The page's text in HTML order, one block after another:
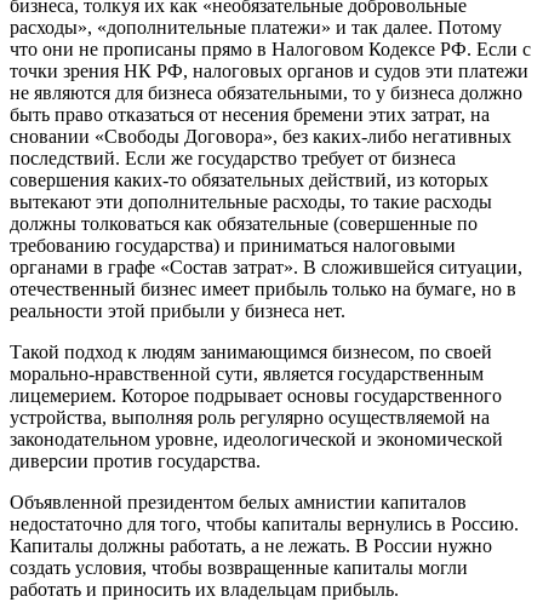
бизнеса, толкуя их как «необязательные добровольные
расходы», «дополнительные платежи» и так далее. Потому
что они не прописаны прямо в Налоговом Кодексе РФ. Если с
точки зрения НК РФ, налоговых органов и судов эти платежи
не являются для бизнеса обязательными, то у бизнеса должно
быть право отказаться от несения бремени этих затрат, на
сновании «Свободы Договора», без каких-либо негативных
последствий. Если же государство требует от бизнеса
совершения каких-то обязательных действий, из которых
вытекают эти дополнительные расходы, то такие расходы
должны толковаться как обязательные (совершенные по
требованию государства) и приниматься налоговыми
органами в графе «Состав затрат». В сложившейся ситуации,
отечественный бизнес имеет прибыль только на бумаге, но в
реальности этой прибыли у бизнеса нет.
Такой подход к людям занимающимся бизнесом, по своей
морально-нравственной сути, является государственным
лицемерием. Которое подрывает основы государственного
устройства, выполняя роль регулярно осуществляемой на
законодательном уровне, идеологической и экономической
диверсии против государства.
Объявленной президентом белых амнистии капиталов
недостаточно для того, чтобы капиталы вернулись в Россию.
Капиталы должны работать, а не лежать. В России нужно
создать условия, чтобы возвращенные капиталы могли
работать и приносить их владельцам прибыль.